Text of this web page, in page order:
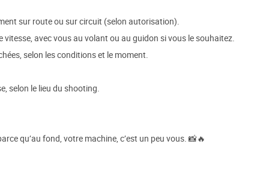
sur route ou sur circuit (selon autorisation).
vitesse, avec vous au volant ou au guidon si vous le souhaitez.
selon les conditions et le moment.
selon le lieu du shooting.
qu’au fond, votre machine, c’est un peu vous. 📸🔥